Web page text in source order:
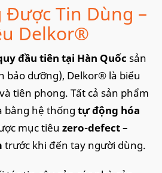
Được Tin Dùng –
Delkor®
đầu tiên tại Hàn Quốc sản
bảo dưỡng), Delkor® là biểu
tiên phong. Tất cả sản phẩm
bằng hệ thống tự động hóa
mục tiêu zero-defect –
trước khi đến tay người dùng.